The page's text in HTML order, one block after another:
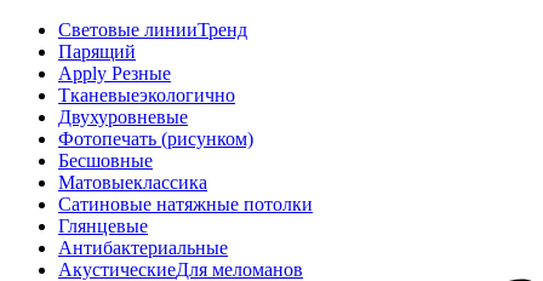
Световые линииТренд
Парящий
Apply Резные
Тканевыеэкологично
Двухуровневые
Фотопечать (рисунком)
Бесшовные
Матовыеклассика
Сатиновые натяжные потолки
Глянцевые
Антибактериальные
АкустическиеДля меломанов